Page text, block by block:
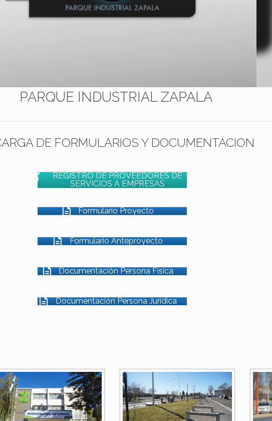
PARQUE INDUSTRIAL ZAPALA
DE FORMULARIOS Y DOCUMENTACION
REGISTRO DE PROVEEDORES DE
SERVICIOS A EMPRESAS
Formulario Proyecto
Formulario Anteproyecto
Documentación Persona Física
Documentación Persona Jurídica